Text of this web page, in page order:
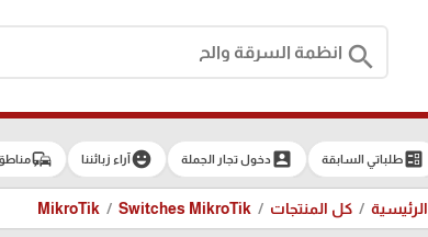
search
ballotطلباتي السابقة account_boxدخول تجار الجملة emoji_emotionsآراء زبائننا commute
الرئيسية كل المنتجات MikroTik Switches MikroTik